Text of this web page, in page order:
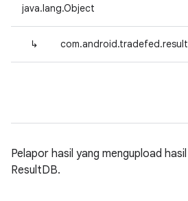
java.lang.Object
↳
Pelapor hasil yang mengupload
ResultDB.